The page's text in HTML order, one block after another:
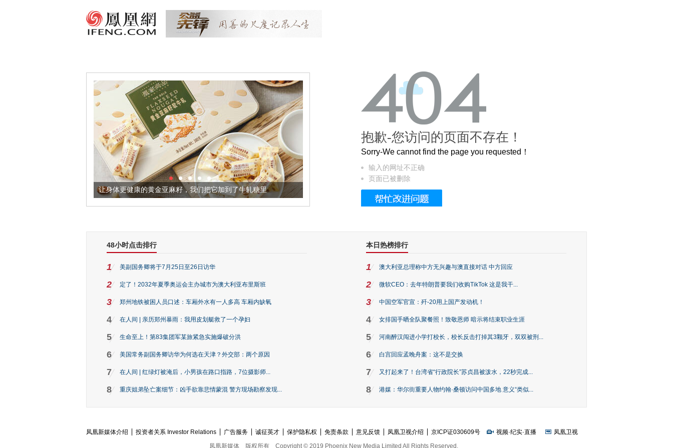
让身体更健康的黄金亚麻籽，我们把它加到了牛轧糖里 被列入佛家七宝的它到底有多美？
抱歉-您访问的页面不存在！
Sorry-We cannot find the page you requested！
输入的网址不正确
页面已被删除
48小时点击排行
1 美副国务卿将于7月25日至26日访华
2 定了！2032年夏季奥运会主办城市为澳大利亚布里斯班
3 郑州地铁被困人员口述：车厢外水有一人多高 车厢内缺氧
4 在人间 | 亲历郑州暴雨：我用皮划艇救了一个孕妇
5 生命至上！第83集团军某旅紧急实施爆破分洪
6 美国常务副国务卿访华为何选在天津？外交部：两个原因
7 在人间 | 红绿灯被淹后，小男孩在路口指路，7位摄影师...
8 重庆姐弟坠亡案细节：凶手欲靠悲情蒙混 警方现场勘察发现...
本日热榜排行
1 澳大利亚总理称中方无兴趣与澳直接对话 中方回应
2 微软CEO：去年特朗普要我们收购TikTok 这是我干...
3 中国空军官宣：歼-20用上国产发动机！
4 女排国手晒全队聚餐照！致敬恩师 暗示将结束职业生涯
5 河南醉汉闯进小学打校长，校长反击打掉其3颗牙，双双被刑...
6 白宫回应孟晚舟案：这不是交换
7 又打起来了！台湾省“行政院长”苏贞昌被泼水，22秒完成...
8 港媒：华尔街重要人物约翰·桑顿访问中国多地 意义“类似...
凤凰新媒体介绍 投资者关系 Investor Relations 广告服务 诚征英才 保护隐私权 免责条款 意见反馈 凤凰卫视介绍 京ICP证030609号 视频·纪实·直播
凤凰卫视
凤凰新媒体
版权所有 Copyright © 2019 Phoenix New Media Limited All Rights Reserved.